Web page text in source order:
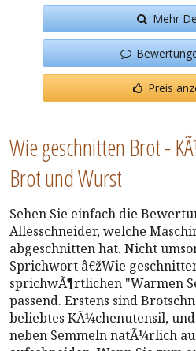
Mehr
Preis
Wie geschnitten Brot -
Brot und Wurst
Sehen Sie einfach die
Allesschneider, welche
abgeschnitten hat. Nicht
Sprichwort â€žWie
sprichwÃ¶rtlichen "Warmen
passend. Erstens sind
beliebtes KÃ¼chenutensil,
neben Semmeln natÃ¼rlich